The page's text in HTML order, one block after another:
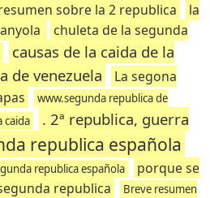
sobre la 2 republica
la
chuleta de la segunda
causas de la caida de la
de venezuela
La segona
www.segunda republica de
caida
. 2ª republica, guerra
republica española
republica española
porque se
republica
Breve resumen